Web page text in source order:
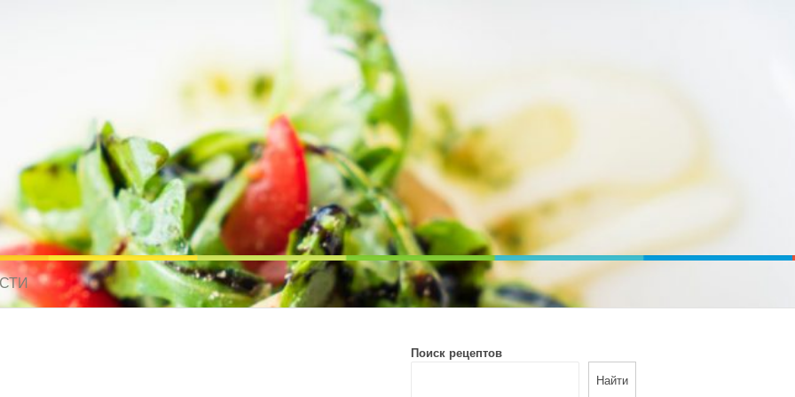
рецепты для всех
РЕЦЕПТЫ ДЛЯ МУЛЬТИВАРКИ. РЕЦЕПТЫ ДЛЯ МИКРОВОЛНОВОЙ ПЕЧИ. ДИЕТИЧЕСКОЕ ПИТАНИЕ
Поиск рецептов
Найти